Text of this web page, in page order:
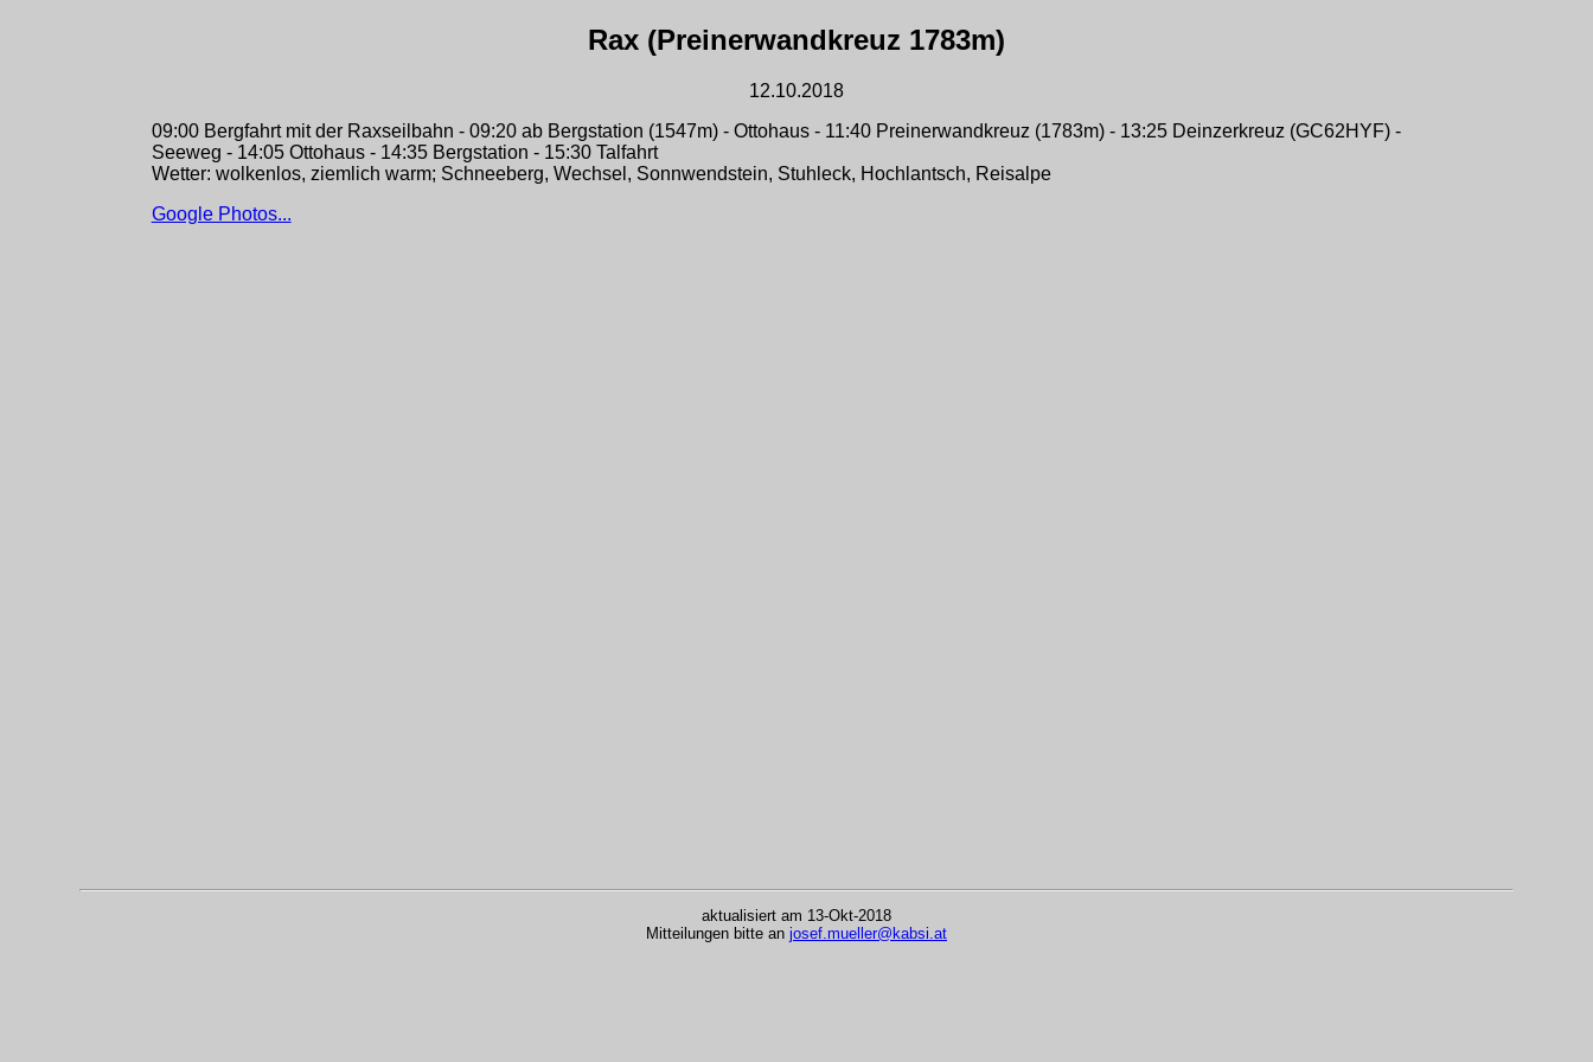
Rax (Preinerwandkreuz 1783m)
12.10.2018
09:00 Bergfahrt mit der Raxseilbahn - 09:20 ab Bergstation (1547m) - Ottohaus - 11:40 Preinerwandkreuz (1783m) - 13:25 Deinzerkreuz (GC62HYF) -
Seeweg - 14:05 Ottohaus - 14:35 Bergstation - 15:30 Talfahrt
Wetter: wolkenlos, ziemlich warm; Schneeberg, Wechsel, Sonnwendstein, Stuhleck, Hochlantsch, Reisalpe
Google Photos...
aktualisiert am 13-Okt-2018
Mitteilungen bitte an josef.mueller@kabsi.at